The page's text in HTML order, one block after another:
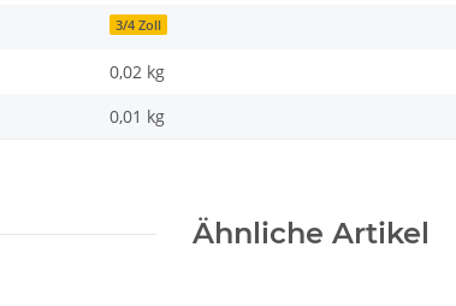
3/4 Zoll
0,02 kg
0,01 kg
Ähnliche Artikel